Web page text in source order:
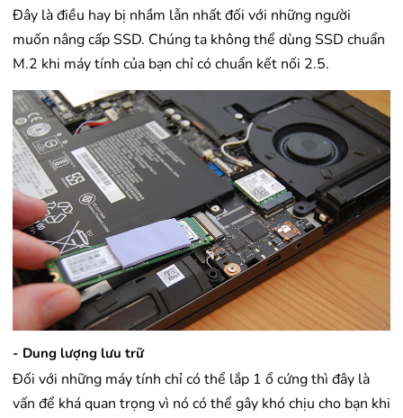
Đây là điều hay bị nhầm lẫn nhất đối với những người
muốn nâng cấp SSD. Chúng ta không thể dùng SSD chuẩn
M.2 khi máy tính của bạn chỉ có chuẩn kết nối 2.5.
- Dung lượng lưu trữ
Đối với những máy tính chỉ có thể lắp 1 ổ cứng thì đây là
vấn để khá quan trọng vì nó có thể gây khó chịu cho bạn khi